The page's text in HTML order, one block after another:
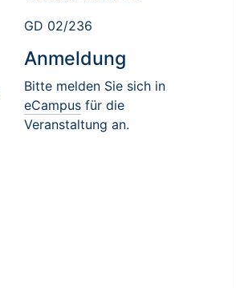
GD 02/236
Anmeldung
Bitte melden Sie sich in
eCampusfür die
Veranstaltung an.